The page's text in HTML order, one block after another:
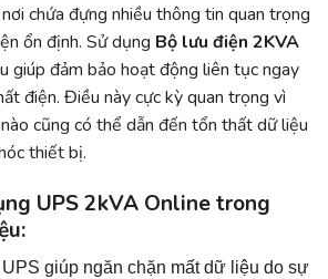
chứa đựng nhiều thông tin quan trọng
ổn định. Sử dụng Bộ lưu điện 2KVA
giúp đảm bảo hoạt động liên tục ngay
điện. Điều này cực kỳ quan trọng vì
cũng có thể dẫn đến tổn thất dữ liệu
thiết bị.
UPS 2kVA Online trong
UPS giúp ngăn chặn mất dữ liệu do sự